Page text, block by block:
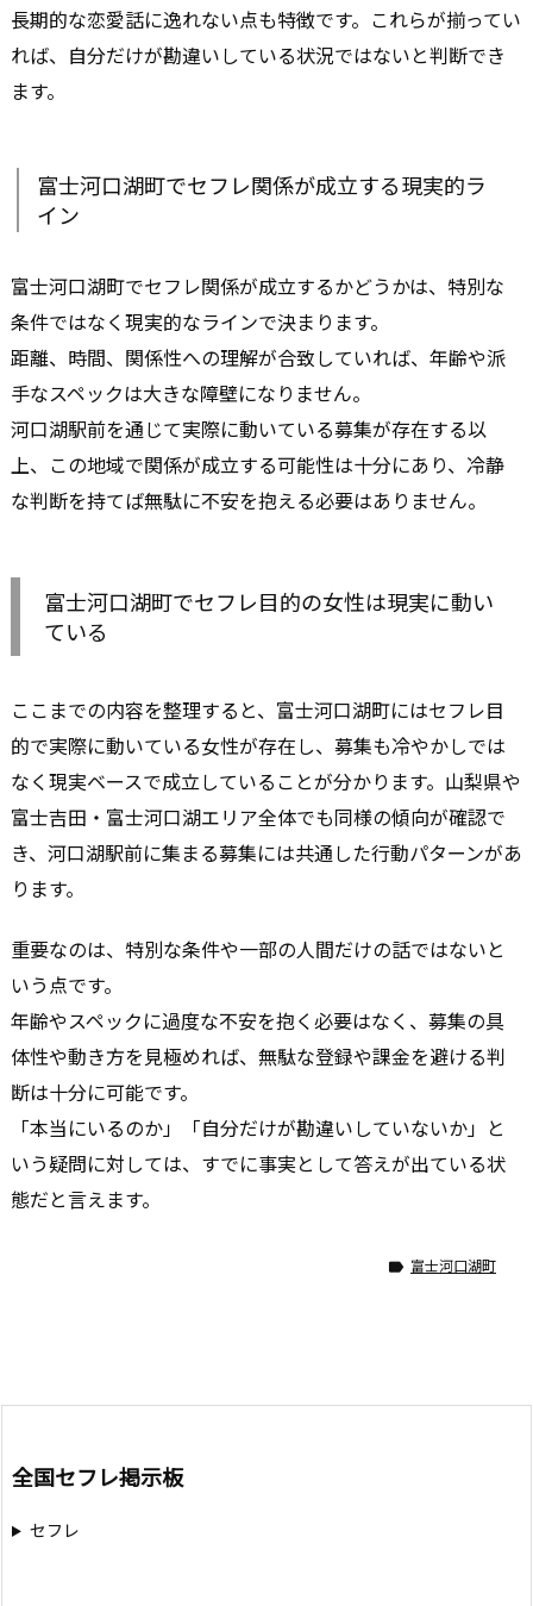
長期的な恋愛話に逸れない点も特徴です。これらが揃ってい
れば、自分だけが勘違いしている状況ではないと判断でき
ます。
富士河口湖町でセフレ関係が成立する現実的ラ
イン
富士河口湖町でセフレ関係が成立するかどうかは、特別な
条件ではなく現実的なラインで決まります。
距離、時間、関係性への理解が合致していれば、年齢や派
手なスペックは大きな障壁になりません。
河口湖駅前を通じて実際に動いている募集が存在する以
上、この地域で関係が成立する可能性は十分にあり、冷静
な判断を持てば無駄に不安を抱える必要はありません。
富士河口湖町でセフレ目的の女性は現実に動い
ている
ここまでの内容を整理すると、富士河口湖町にはセフレ目
的で実際に動いている女性が存在し、募集も冷やかしでは
なく現実ベースで成立していることが分かります。山梨県や
富士吉田・富士河口湖エリア全体でも同様の傾向が確認で
き、河口湖駅前に集まる募集には共通した行動パターンがあ
ります。
重要なのは、特別な条件や一部の人間だけの話ではないと
いう点です。
年齢やスペックに過度な不安を抱く必要はなく、募集の具
体性や動き方を見極めれば、無駄な登録や課金を避ける判
断は十分に可能です。
「本当にいるのか」「自分だけが勘違いしていないか」と
いう疑問に対しては、すでに事実として答えが出ている状
態だと言えます。
 富士河口湖町
全国セフレ掲示板
セフレ